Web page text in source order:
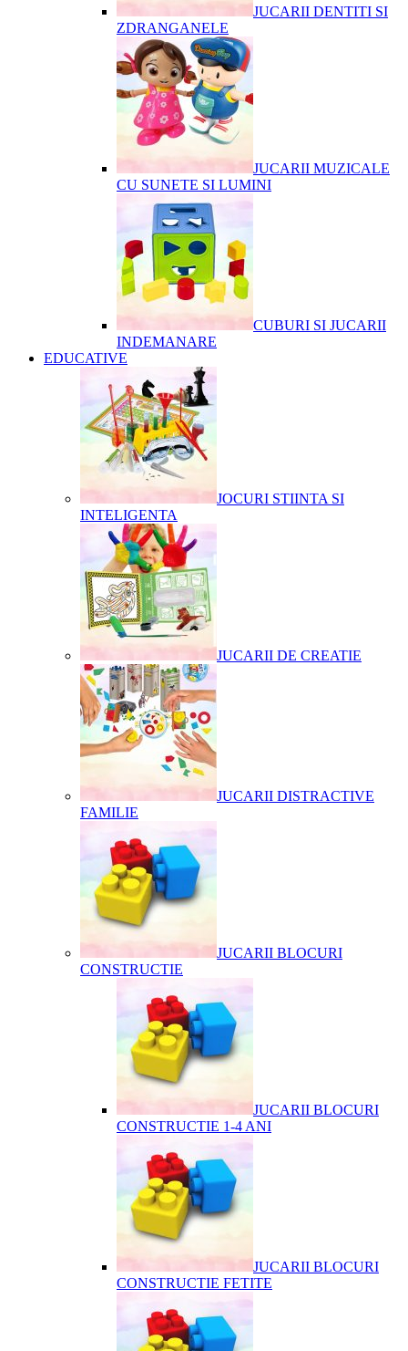
JUCARII DENTITI SI
ZDRANGANELE
JUCARII MUZICALE
CU SUNETE SI LUMINI
CUBURI SI JUCARII
INDEMANARE
EDUCATIVE
JOCURI STIINTA SI
INTELIGENTA
JUCARII DE CREATIE
JUCARII DISTRACTIVE
FAMILIE
JUCARII BLOCURI
CONSTRUCTIE
JUCARII BLOCURI
CONSTRUCTIE 1-4 ANI
JUCARII BLOCURI
CONSTRUCTIE FETITE